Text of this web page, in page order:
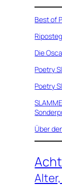
Best of
Die
Poetry
Poetry
Über